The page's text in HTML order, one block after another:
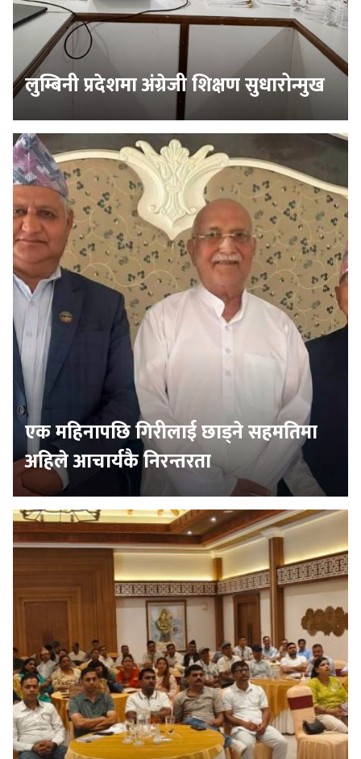
लुम्बिनी प्रदेशमा अंग्रेजी शिक्षण सुधारोन्मुख
एक महिनापछि गिरीलाई छाड्ने सहमतिमा
अहिले आचार्यकै निरन्तरता